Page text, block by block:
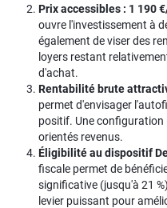
Prix accessibles : 1 190
ouvre l'investissement à
également de viser des
loyers restant
d'achat.
Rentabilité brute
permet d'envisager
positif. Une configuration
orientés revenus.
Éligibilité au dispositif
fiscale permet de
significative (jusqu'à 21
levier puissant pour